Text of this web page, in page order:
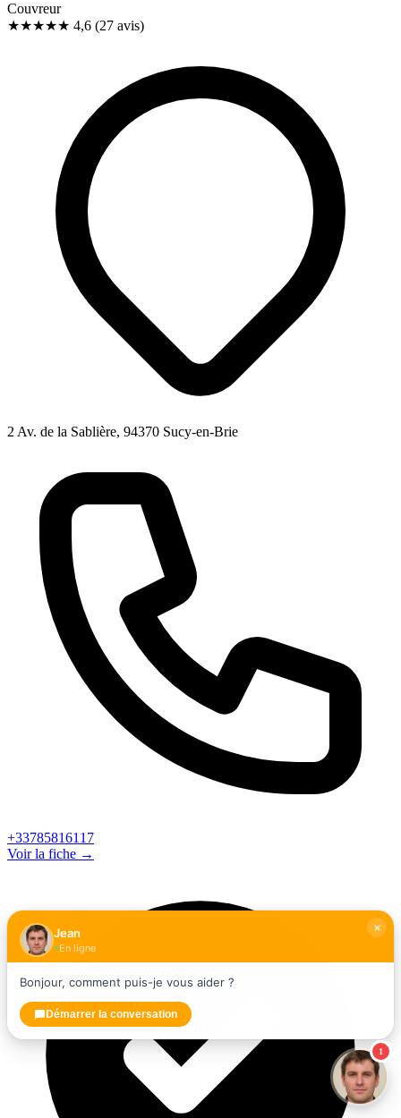
Couvreur
★★★★★ 4,6 (27 avis)
2 Av. de la Sablière, 94370 Sucy-en-Brie
+33785816117
Voir la fiche →
1
Jean
En ligne
Bonjour, comment puis-je vous aider ?
Démarrer la conversation